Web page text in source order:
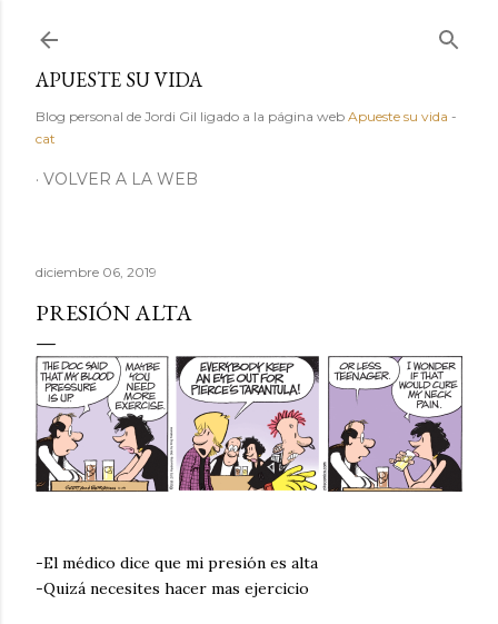
APUESTE SU VIDA
Blog personal de Jordi Gil ligado a la página web Apueste su vida -
cat
VOLVER A LA WEB
diciembre 06, 2019
PRESIÓN ALTA
-El médico dice que mi presión es alta
-Quizá necesites hacer mas ejercicio